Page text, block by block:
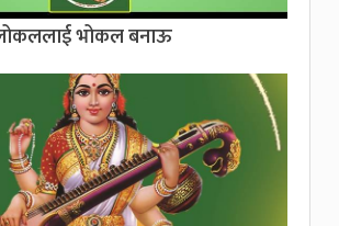
भोकल बनाऊ